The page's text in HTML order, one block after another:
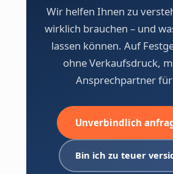
Wir helfen Ihnen zu
wirklich brauchen – und
lassen können. Auf
ohne Verkaufsdruck,
Ansprechpartner
Unverbindlich
Bin ich zu teuer